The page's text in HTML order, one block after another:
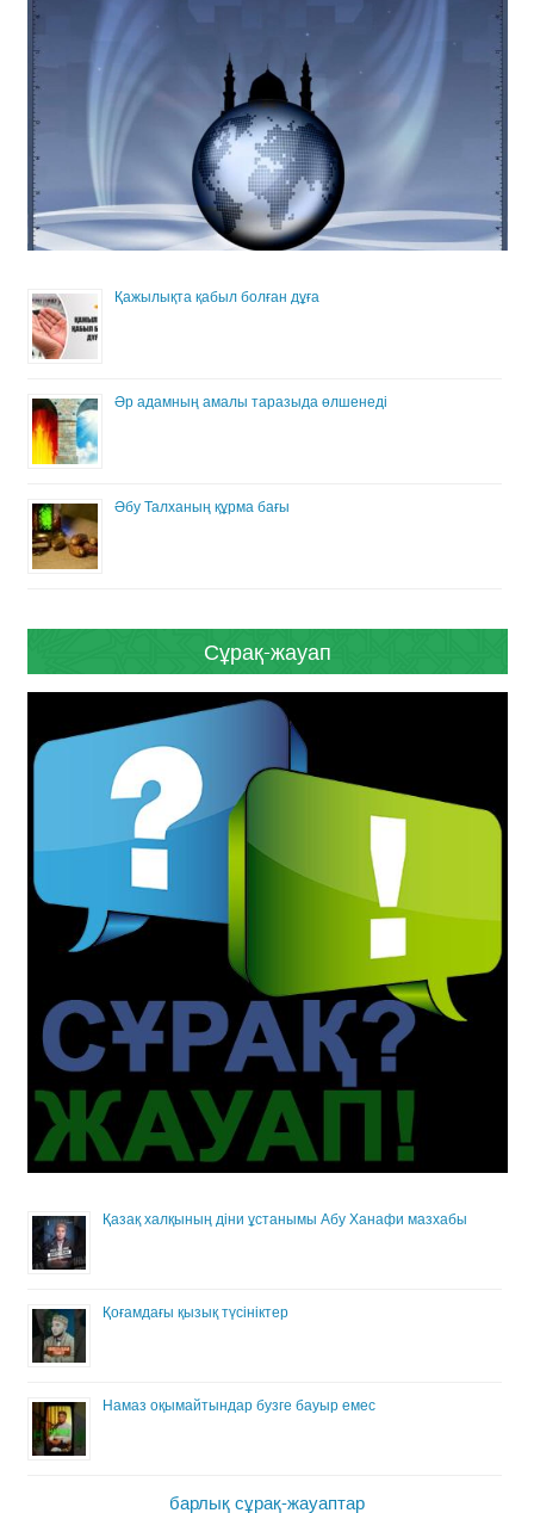
Қажылықта қабыл болған дұға
Әр адамның амалы таразыда өлшенеді
Әбу Талханың құрма бағы
Сұрақ-жауап
Қазақ халқының діни ұстанымы Абу Ханафи мазхабы
Қоғамдағы қызық түсініктер
Намаз оқымайтындар бузге бауыр емес
барлық сұрақ-жауаптар